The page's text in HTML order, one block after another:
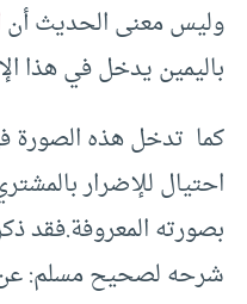
وليس معنى الحديث أن
باليمين يدخل في هذا
كما تدخل هذه الصورة
احتيال للإضرار
بصورته المعروفة.فقد
شرحه لصحيح مسلم: عن